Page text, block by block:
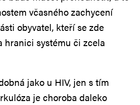
včasného zachycení
obyvatel, kteří se zde
hranici systému či zcela
jako u HIV, jen s tím
je choroba daleko